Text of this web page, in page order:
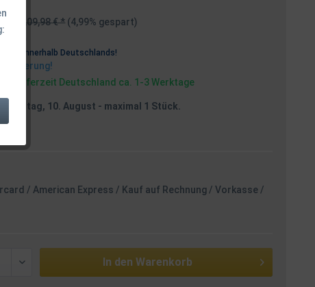
209,98 € * (4,99% gespart)
innerhalb Deutschlands!
Lieferung!
Lieferzeit Deutschland ca. 1-3 Werktage
Montag, 10. August - maximal 1 Stück.
/ American Express / Kauf auf Rechnung / Vorkasse /
In den Warenkorb